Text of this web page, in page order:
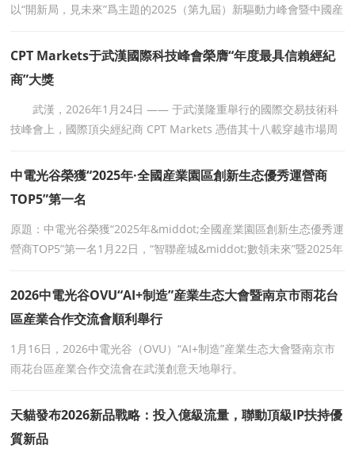
以“開新局，見未來”爲主題的2025（第九屆）新驅動力峰會暨中國産
CPT Markets于武漢國際科技峰會榮膺“年度最具信賴經紀
商”大獎
武漢，2026年1月24日 —— 于武漢隆重舉行的國際交易技術科
技峰會上，國際頂尖經紀商 CPT Markets 憑借其十八載穿越市場周
中電光谷榮獲“2025年·全國産業園區創新生态優秀運營商
TOP5”第一名
原題：中電光谷榮獲“2025年&middot;全國産業園區創新生态優秀運
營商TOP5”第一名1月22日，“智聯産城&middot;數領未來”暨2025年
2026中電光谷OVU“AI+制造”産業生态大會暨南京市雨花台
區産業合作交流會順利舉行
1月16日，2026中電光谷（OVU）“AI+制造”産業生态大會暨南京市
雨花台區産業合作交流會在武漢創意天地舉行。
天貓發布2026新品戰略：投入億級流量，聯動頂級IP扶持優
質新品